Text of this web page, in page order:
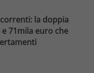
la doppia
e 71mila euro che